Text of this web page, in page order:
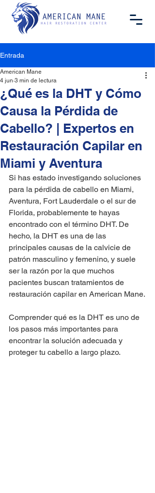
Entrada
¿Qué es la DHT y Cómo
Causa la Pérdida de
Cabello? | Expertos en
Restauración Capilar en
Miami y Aventura
American Mane
4 jun 3 min de lectura
Si has estado investigando soluciones
para la pérdida de cabello en Miami,
Aventura, Fort Lauderdale o el sur de
Florida, probablemente te hayas
encontrado con el término DHT. De
hecho, la DHT es una de las
principales causas de la calvicie de
patrón masculino y femenino, y suele
ser la razón por la que muchos
pacientes buscan tratamientos de
restauración capilar en American Mane.
Comprender qué es la DHT es uno de
los pasos más importantes para
encontrar la solución adecuada y
proteger tu cabello a largo plazo.